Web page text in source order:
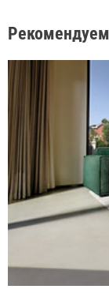
Рекомендуем